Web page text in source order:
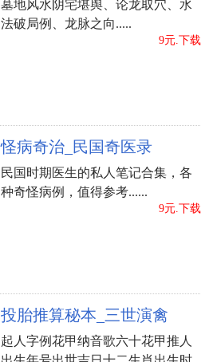
墓地风水阴宅堪舆、论龙取穴、水
法破局例、龙脉之向.....
9元.下载
怪病奇治_民国奇医录
民国时期医生的私人笔记合集，各
种奇怪病例，值得参考......
9元.下载
投胎推算秘本_三世演禽
起人字例花甲纳音歌六十花甲推人